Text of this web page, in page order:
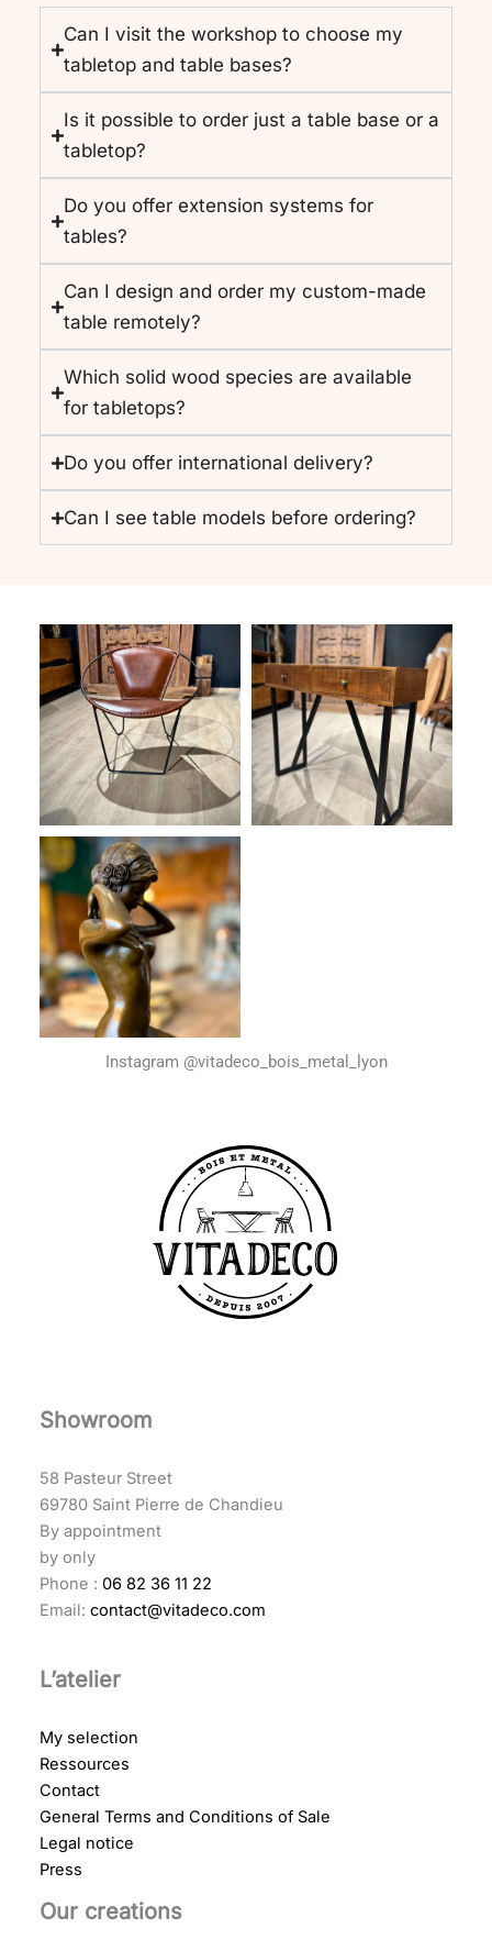
Can I visit the workshop to choose my
tabletop and table bases?
Is it possible to order just a table base or a
tabletop?
Do you offer extension systems for
tables?
Can I design and order my custom-made
table remotely?
Which solid wood species are available
for tabletops?
Do you offer international delivery?
Can I see table models before ordering?
Instagram @vitadeco_bois_metal_lyon
Showroom
58 Pasteur Street
69780 Saint Pierre de Chandieu
By appointment
by only
Phone : 06 82 36 11 22
Email: contact@vitadeco.com
L’atelier
My selection
Ressources
Contact
General Terms and Conditions of Sale
Legal notice
Press
Our creations